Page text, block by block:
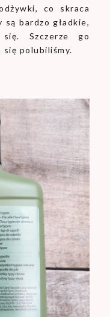
co skraca
są bardzo gładkie,
Szczerze go
się polubiliśmy.